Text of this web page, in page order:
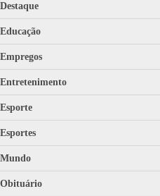
Destaque
Educação
Empregos
Entretenimento
Esporte
Esportes
Mundo
Obituário